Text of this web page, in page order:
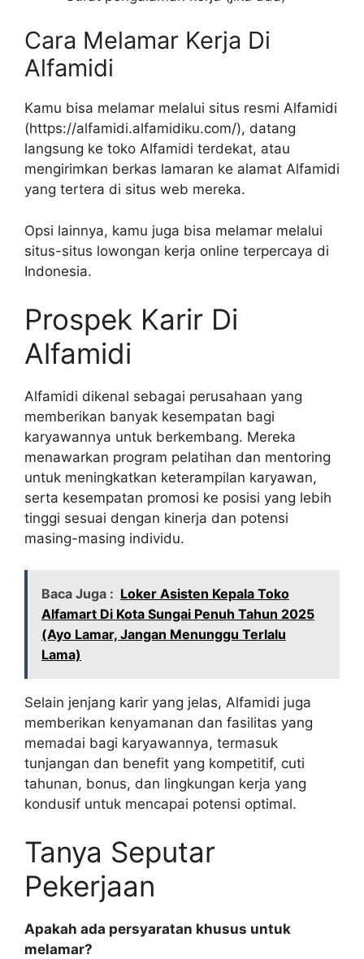
Cara Melamar Kerja Di
Alfamidi
Kamu bisa melamar melalui situs resmi Alfamidi
(https://alfamidi.alfamidiku.com/), datang
langsung ke toko Alfamidi terdekat, atau
mengirimkan berkas lamaran ke alamat Alfamidi
yang tertera di situs web mereka.
Opsi lainnya, kamu juga bisa melamar melalui
situs-situs lowongan kerja online terpercaya di
Indonesia.
Prospek Karir Di
Alfamidi
Alfamidi dikenal sebagai perusahaan yang
memberikan banyak kesempatan bagi
karyawannya untuk berkembang. Mereka
menawarkan program pelatihan dan mentoring
untuk meningkatkan keterampilan karyawan,
serta kesempatan promosi ke posisi yang lebih
tinggi sesuai dengan kinerja dan potensi
masing-masing individu.
Baca Juga : Loker Asisten Kepala Toko
Alfamart Di Kota Sungai Penuh Tahun 2025
(Ayo Lamar, Jangan Menunggu Terlalu
Lama)
Selain jenjang karir yang jelas, Alfamidi juga
memberikan kenyamanan dan fasilitas yang
memadai bagi karyawannya, termasuk
tunjangan dan benefit yang kompetitif, cuti
tahunan, bonus, dan lingkungan kerja yang
kondusif untuk mencapai potensi optimal.
Tanya Seputar
Pekerjaan
Apakah ada persyaratan khusus untuk
melamar?